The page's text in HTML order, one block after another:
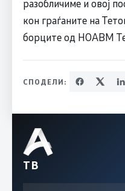
разобличиме и овој
кон граѓаните на
борците од НОАВМ
СПОДЕЛИ:
ТВ